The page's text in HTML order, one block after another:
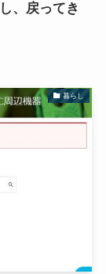
、戻ってき
暮らし